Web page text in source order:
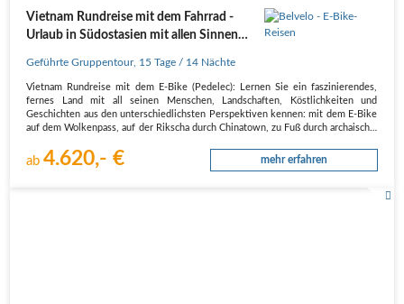
Vietnam Rundreise mit dem Fahrrad -
Urlaub in Südostasien mit allen Sinnen
Geführte Gruppentour, 15 Tage / 14 Nächte
Vietnam Rundreise mit dem E-Bike (Pedelec): Lernen Sie ein faszinierendes,
fernes Land mit all seinen Menschen, Landschaften, Köstlichkeiten und
Geschichten aus den unterschiedlichsten Perspektiven kennen: mit dem E-Bike
auf dem Wolkenpass, auf der Rikscha durch Chinatown, zu Fuß durch archaisch…
ab4.620,- € mehr erfahren